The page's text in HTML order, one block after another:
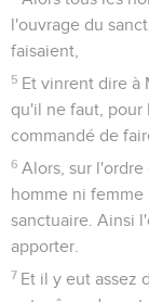
l'ouvrage du
faisaient,
5 Et vinrent dire à
qu'il ne faut, pour
commandé de
6 Alors, sur
homme ni femme
sanctuaire. Ainsi
apporter.
7 Et il y eut assez